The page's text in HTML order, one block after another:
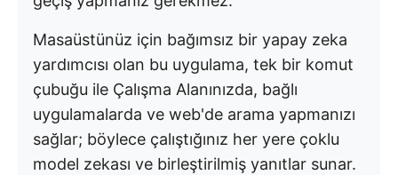
Masaüstünüz için bağımsız bir yapay zeka
yardımcısı olan bu uygulama, tek bir komut
çubuğu ile Çalışma Alanınızda, bağlı
uygulamalarda ve web'de arama yapmanızı
sağlar; böylece çalıştığınız her yere çoklu
model zekası ve birleştirilmiş yanıtlar sunar.